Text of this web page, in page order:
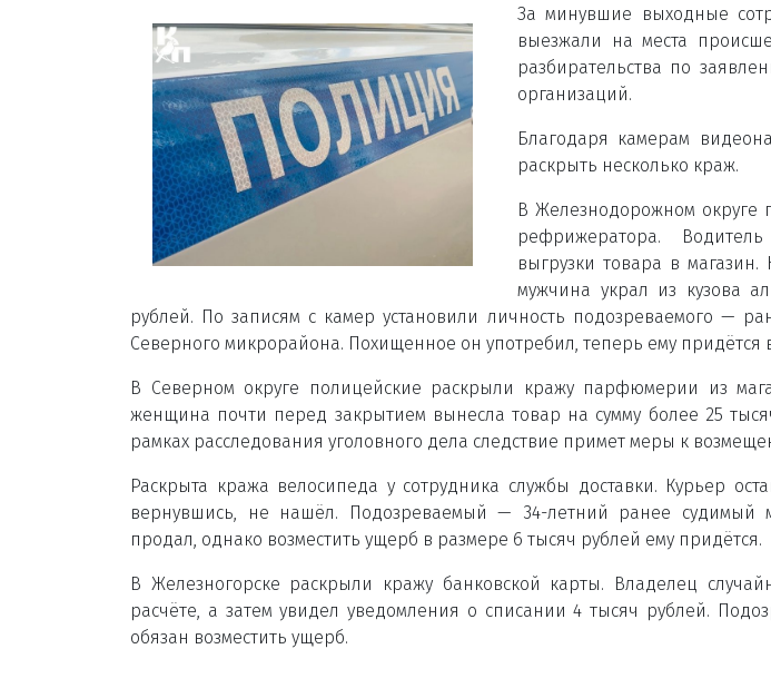
За минувшие выходные
выезжали на места
разбирательства по
организаций.
Благодаря камерам
раскрыть несколько краж.
В Железнодорожном округе
рефрижератора.
выгрузки товара в магазин.
мужчина украл из кузова
рублей. По записям с камер установили личность подозреваемого —
Северного микрорайона. Похищенное он употребил, теперь ему придётся
В Северном округе полицейские раскрыли кражу парфюмерии из
женщина почти перед закрытием вынесла товар на сумму более 25
рамках расследования уголовного дела следствие примет меры к
Раскрыта кража велосипеда у сотрудника службы доставки. Курьер
вернувшись, не нашёл. Подозреваемый — 34-летний ранее судимый
продал, однако возместить ущерб в размере 6 тысяч рублей ему придётся.
В Железногорске раскрыли кражу банковской карты. Владелец
расчёте, а затем увидел уведомления о списании 4 тысяч рублей.
обязан возместить ущерб.